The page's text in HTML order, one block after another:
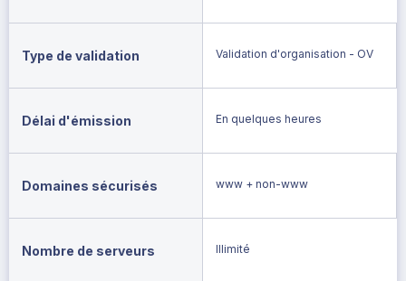
Type de validation Validation d'organisation - OV
Délai d'émission En quelques heures
Domaines sécurisés www + non-www
Nombre de serveurs Illimité